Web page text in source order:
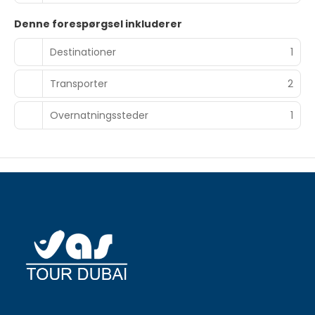
Denne forespørgsel inkluderer
Destinationer
1
Transporter 2
Overnatningssteder 1